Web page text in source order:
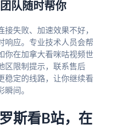
队随时帮你
失败、加速效果不好，
响应。专业技术人员会帮
你在加拿大看咪咕视频世
区限制提示，联系售后
稳定的线路，让你继续看
间。
斯看B站，在